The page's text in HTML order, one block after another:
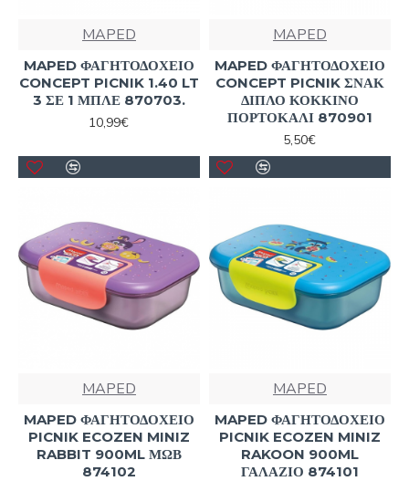
MAPED
MAPED ΦΑΓΗΤΟΔΟΧΕΙΟ
CONCEPT PICNIK 1.40 LT
3 ΣΕ 1 ΜΠΛΕ 870703.
10,99€
MAPED
MAPED ΦΑΓΗΤΟΔΟΧΕΙΟ
CONCEPT PICNIK ΣΝΑΚ
ΔΙΠΛΟ ΚΟΚΚΙΝΟ
ΠΟΡΤΟΚΑΛΙ 870901
5,50€
MAPED
MAPED ΦΑΓΗΤΟΔΟΧΕΙΟ
PICNIK ECOZEN MINIZ
RABBIT 900ML ΜΩΒ
874102
MAPED
MAPED ΦΑΓΗΤΟΔΟΧΕΙΟ
PICNIK ECOZEN MINIZ
RAKOON 900ML
ΓΑΛΑΖΙΟ 874101